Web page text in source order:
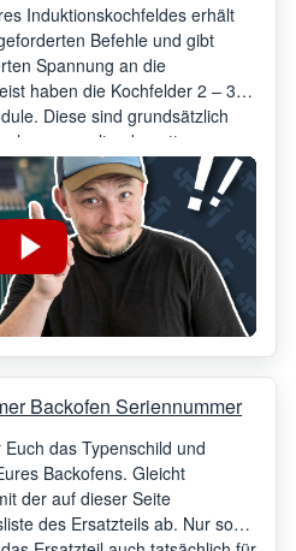
Induktionskochfeldes erhält
Befehle und gibt
Spannung an die
haben die Kochfelder 2 – 3
Diese sind grundsätzlich
nur selten kaputt.
Backofen Seriennummer
das Typenschild und
Backofens. Gleicht
der auf dieser Seite
des Ersatzteils ab. Nur so